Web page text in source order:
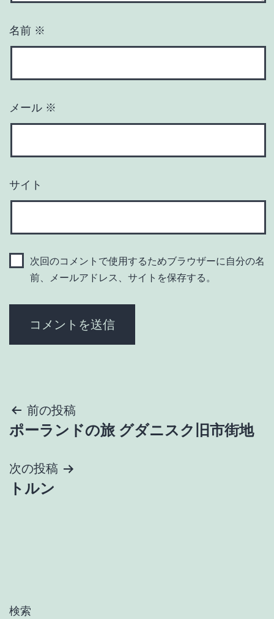
名前 ※
メール ※
サイト
次回のコメントで使用するためブラウザーに自分の名
前、メールアドレス、サイトを保存する。
投
稿
ナ
ビ
ョ
前の投稿
ポーランドの旅 グダニスク旧市街地
次の投稿
トルン
検索